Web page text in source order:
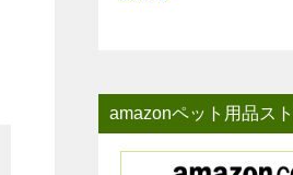
amazonペット用品ス